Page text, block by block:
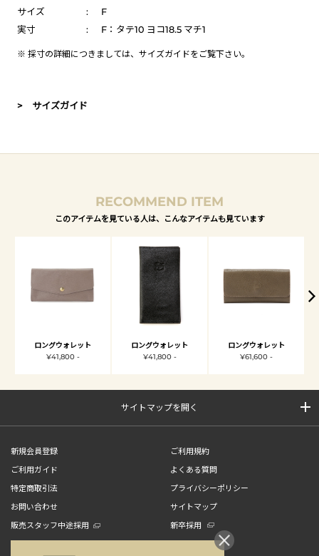
サイズ
:
F
実寸
: F：タテ10 ヨコ18.5 マチ1
※ 採寸の詳細につきましては、 サイズガイドをご覧下さい。
> サイズガイド
RECOMMEND ITEM
このアイテムを見ている人は、こんなアイテムも見ています
ロングウォレット
¥41,800 -
ロングウォレット
¥41,800 -
ロングウォレット
¥61,600 -
サイトマップを開く
新規会員登録
ご利用規約
ご利用ガイド
よくある質問
特定商取引法
プライバシーポリシー
お問い合わせ
サイトマップ
販売スタッフ中途採用
新卒採用